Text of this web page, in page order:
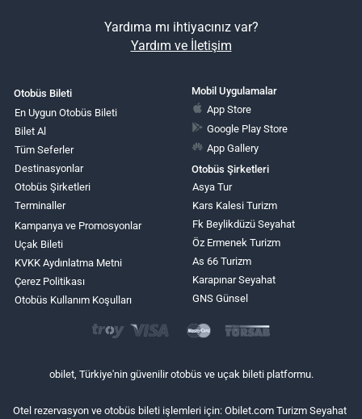
Yardıma mı ihtiyacınız var?
Yardım ve İletişim
Otobüs Bileti
En Uygun Otobüs Bileti
Bilet Al
Tüm Seferler
Destinasyonlar
Otobüs Şirketleri
Terminaller
Kampanya ve Promosyonlar
Uçak Bileti
KVKK Aydınlatma Metni
Çerez Politikası
Otobüs Kullanım Koşulları
Mobil Uygulamalar
App Store
Google Play Store
App Gallery
Otobüs Şirketleri
Asya Tur
Kars Kalesi Turizm
Fk Beylikdüzü Seyahat
Öz Ermenek Turizm
As 66 Turizm
Karapınar Seyahat
GNS Günsel
obilet, Türkiye'nin güvenilir otobüs ve uçak bileti platformu.
Otel rezervasyon ve otobüs bileti işlemleri için: Obilet.com Turizm Seyahat